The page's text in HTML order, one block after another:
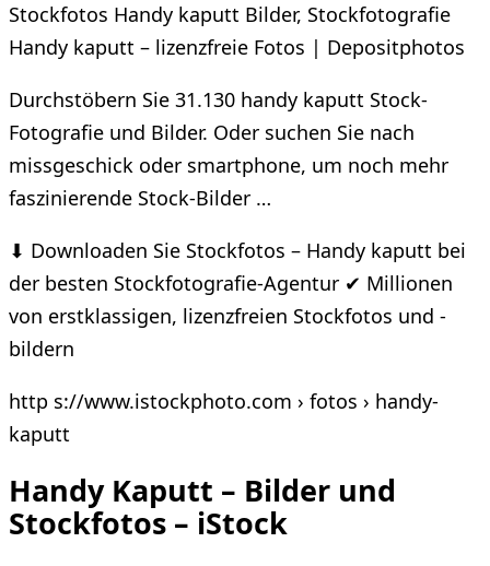
Stockfotos Handy kaputt Bilder, Stockfotografie
Handy kaputt – lizenzfreie Fotos | Depositphotos
Durchstöbern Sie 31.130 handy kaputt Stock-
Fotografie und Bilder. Oder suchen Sie nach
missgeschick oder smartphone, um noch mehr
faszinierende Stock-Bilder …
⬇ Downloaden Sie Stockfotos – Handy kaputt bei
der besten Stockfotografie-Agentur ✔ Millionen
von erstklassigen, lizenzfreien Stockfotos und -
bildern
http s://www.istockphoto.com › fotos › handy-
kaputt
Handy Kaputt – Bilder und
Stockfotos – iStock